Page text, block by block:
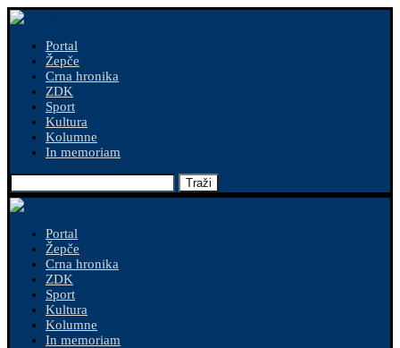
Portal
Žepče
Crna hronika
ZDK
Sport
Kultura
Kolumne
In memoriam
Traži
Portal
Žepče
Crna hronika
ZDK
Sport
Kultura
Kolumne
In memoriam